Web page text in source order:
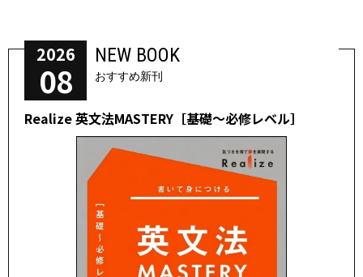
2026
08
NEW BOOK
おすすめ新刊
Realize 英文法MASTERY［基礎～必修レベル］